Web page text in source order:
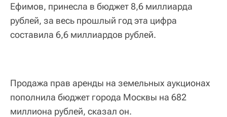
Ефимов, принесла в бюджет 8,6 миллиарда
рублей, за весь прошлый год эта цифра
составила 6,6 миллиардов рублей.
Продажа прав аренды на земельных аукционах
пополнила бюджет города Москвы на 682
миллиона рублей, сказал он.